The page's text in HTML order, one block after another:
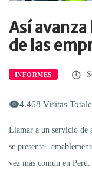
Así
de las
INFORMES
4.468 Visitas
Llamar a un servicio de
se presenta
vez más común en